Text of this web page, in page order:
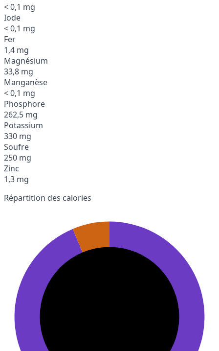
< 0,1 mg
Iode
< 0,1 mg
Fer
1,4 mg
Magnésium
33,8 mg
Manganèse
< 0,1 mg
Phosphore
262,5 mg
Potassium
330 mg
Soufre
250 mg
Zinc
1,3 mg
Répartition des calories